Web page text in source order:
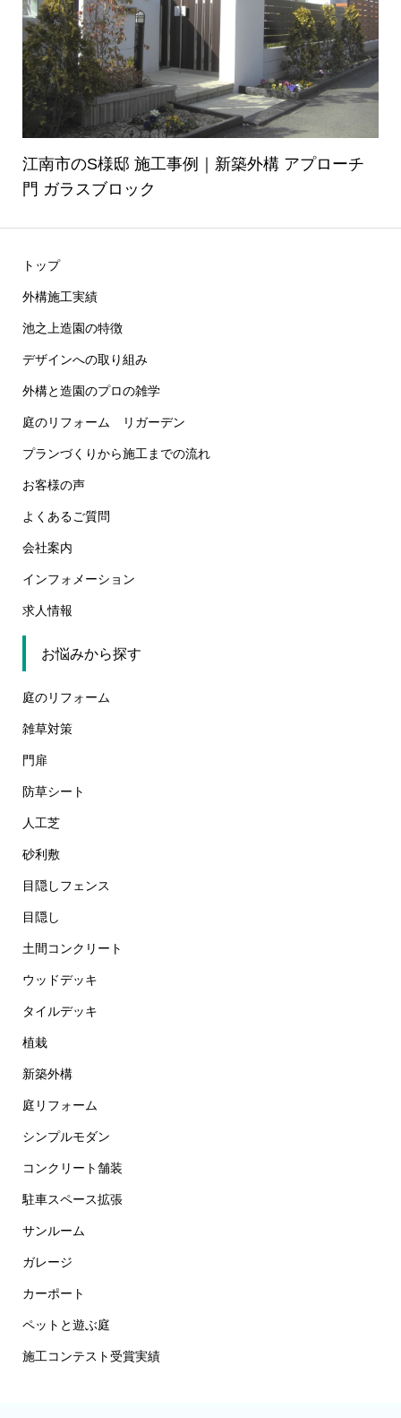
江南市のS様邸 施工事例｜新築外構 アプローチ
門 ガラスブロック
トップ
外構施工実績
池之上造園の特徴
デザインへの取り組み
外構と造園のプロの雑学
庭のリフォーム リガーデン
プランづくりから施工までの流れ
お客様の声
よくあるご質問
会社案内
インフォメーション
求人情報
お悩みから探す
庭のリフォーム
雑草対策
門扉
防草シート
人工芝
砂利敷
目隠しフェンス
目隠し
土間コンクリート
ウッドデッキ
タイルデッキ
植栽
新築外構
庭リフォーム
シンプルモダン
コンクリート舗装
駐車スペース拡張
サンルーム
ガレージ
カーポート
ペットと遊ぶ庭
施工コンテスト受賞実績